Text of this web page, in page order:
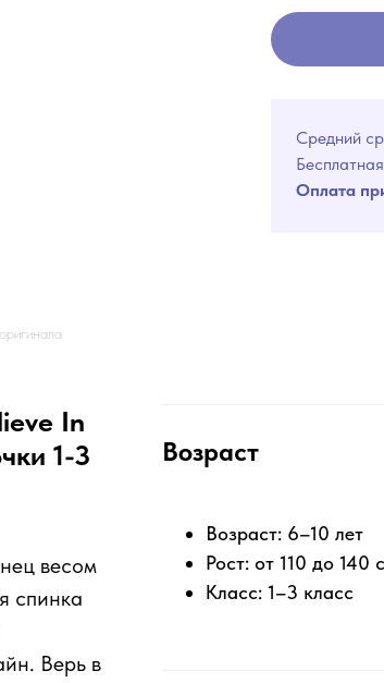
Средний
Оплата
In
1-3
весом
спинка
Верь в
Возраст
Возраст: 6–10 лет
Рост: от 110 до 140
Класс: 1–3 класс